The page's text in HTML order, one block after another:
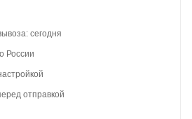
сегодня
России
отправкой